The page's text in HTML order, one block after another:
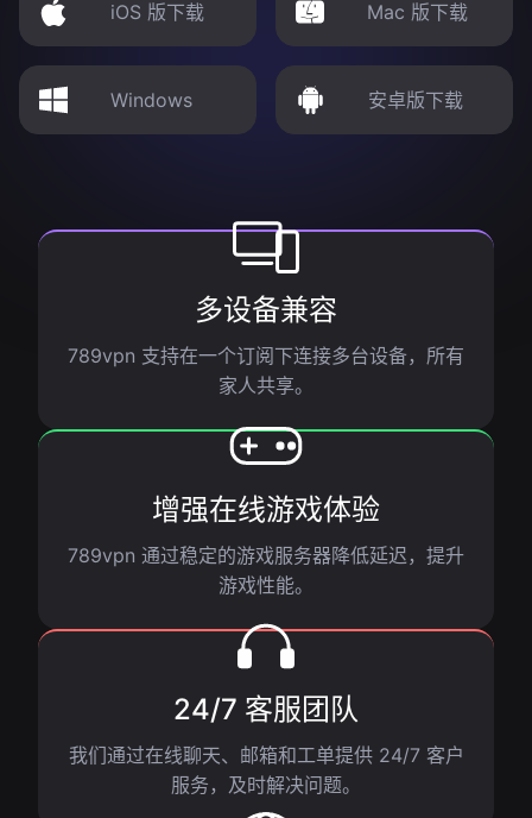
iOS 版下载 Mac 版下载
Windows 安卓版下载
多设备兼容
789vpn 支持在一个订阅下连接多台设备，所有
家人共享。
增强在线游戏体验
789vpn 通过稳定的游戏服务器降低延迟，提升
游戏性能。
24/7 客服团队
我们通过在线聊天、邮箱和工单提供 24/7 客户
服务，及时解决问题。